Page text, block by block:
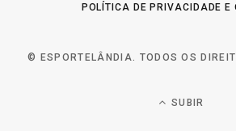
POLÍTICA DE PRIVACIDADE E
© ESPORTELÂNDIA. TODOS OS
SUBIR